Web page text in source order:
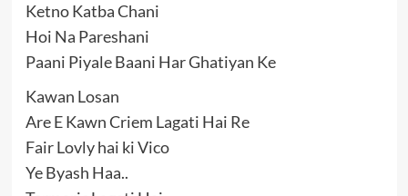
Ketno Katba Chani
Hoi Na Pareshani
Paani Piyale Baani Har Ghatiyan Ke
Kawan Losan
Are E Kawn Criem Lagati Hai Re
Fair Lovly hai ki Vico
Ye Byash Haa..